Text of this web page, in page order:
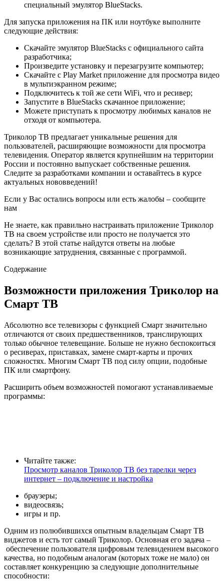
специальный эмулятор BlueStacks.
Для запуска приложения на ПК или ноутбуке выполните
следующие действия:
Скачайте эмулятор BlueStacks с официального сайта
разработчика;
Произведите установку и перезагрузите компьютер;
Скачайте с Play Market приложение для просмотра видео
в мультиэкранном режиме;
Подключитесь к той же сети WiFi, что и ресивер;
Запустите в BlueStacks скачанное приложение;
Можете приступать к просмотру любимых каналов не
отходя от компьютера.
Триколор ТВ предлагает уникальные решения для
пользователей, расширяющие возможности для просмотра
телевидения. Оператор является крупнейшим на территории
России и постоянно выпускает собственные решения.
Следите за разработками компании и оставайтесь в курсе
актуальных нововведений!
Если у Вас остались вопросы или есть жалобы – сообщите
нам
Не знаете, как правильно настраивать приложение Триколор
ТВ на своем устройстве или просто не получается это
сделать? В этой статье найдутся ответы на любые
возникающие затруднения, связанные с программой.
Содержание
Возможности приложения Триколор на
Смарт ТВ
Абсолютно все телевизоры с функцией Смарт значительно
отличаются от своих предшественников, транслирующих
только обычное телевещание. Больше не нужно беспокоиться
о ресиверах, приставках, замене смарт-карты и прочих
сложностях. Многим Смарт ТВ под силу опции, подобные
ПК или смартфону.
Расширить объем возможностей помогают устанавливаемые
программы:
Читайте также:
Просмотр каналов Триколор ТВ без тарелки через
интернет – подключение и настройка
браузеры;
видеосвязь;
игры и пр.
Одним из полюбившихся опытным владельцам Смарт ТВ
виджетов и есть тот самый Триколор. Основная его задача –
обеспечение пользователя цифровым телевидением высокого
качества, но подобным аналогам (которых тоже не мало) он
составляет конкуренцию за следующие дополнительные
способности: